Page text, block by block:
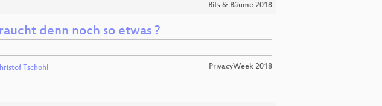
Bits & Bäume 2018
denn noch so etwas ?
Tschohl PrivacyWeek 2018